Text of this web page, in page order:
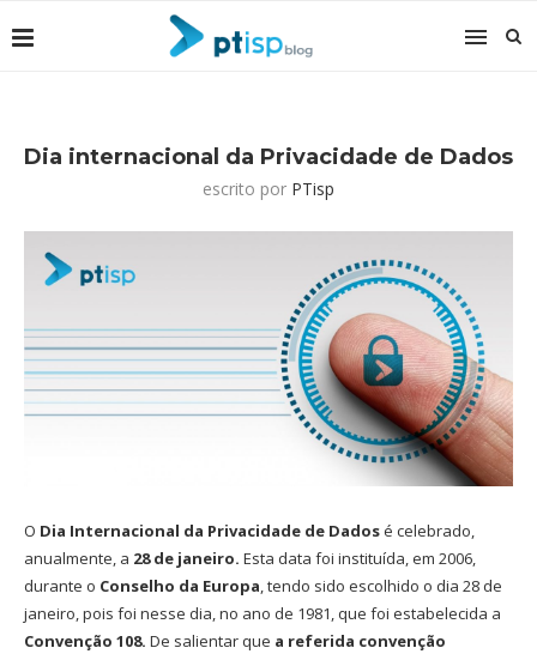
Dia internacional da Privacidade de Dados
escrito por PTisp
O Dia Internacional da Privacidade de Dadosé celebrado,
anualmente, a 28 de janeiro. Esta data foi instituída, em 2006,
durante o Conselho da Europa, tendo sido escolhido o dia 28 de
janeiro, pois foi nesse dia, no ano de 1981, que foi estabelecida a
Convenção 108. De salientar que a referida convenção